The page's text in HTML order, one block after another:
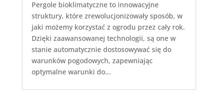
Pergole bioklimatyczne to innowacyjne
struktury, które zrewolucjonizowały sposób, w
jaki możemy korzystać z ogrodu przez cały rok.
Dzięki zaawansowanej technologii, są one w
stanie automatycznie dostosowywać się do
warunków pogodowych, zapewniając
optymalne warunki do...